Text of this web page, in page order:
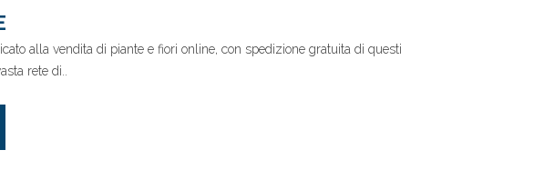
alla vendita di piante e fiori online, con spedizione gratuita di questi
rete di..